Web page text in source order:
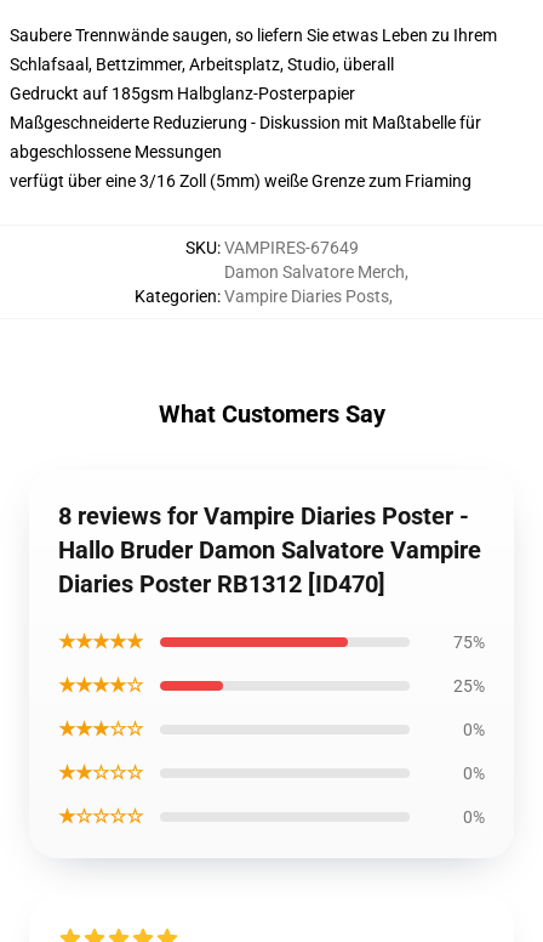
Saubere Trennwände saugen, so liefern Sie etwas Leben zu Ihrem
Schlafsaal, Bettzimmer, Arbeitsplatz, Studio, überall
Gedruckt auf 185gsm Halbglanz-Posterpapier
Maßgeschneiderte Reduzierung - Diskussion mit Maßtabelle für
abgeschlossene Messungen
verfügt über eine 3/16 Zoll (5mm) weiße Grenze zum Friaming
SKU:VAMPIRES-67649
Kategorien:
Damon Salvatore Merch,
Vampire Diaries Posts,
What Customers Say
8 reviews for Vampire Diaries Poster -
Hallo Bruder Damon Salvatore Vampire
Diaries Poster RB1312 [ID470]
★★★★★ 75%
★★★★☆ 25%
★★★☆☆ 0%
★★☆☆☆ 0%
★☆☆☆☆ 0%